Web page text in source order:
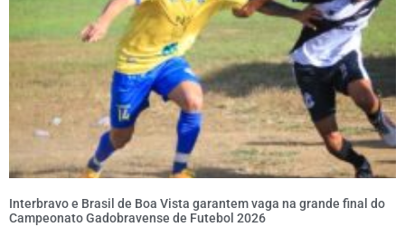
Interbravo e Brasil de Boa Vista garantem vaga na grande final do
Campeonato Gadobravense de Futebol 2026